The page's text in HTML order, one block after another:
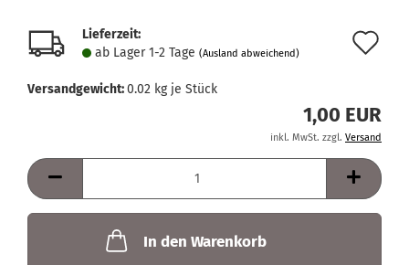
Lieferzeit:
ab Lager 1-2 Tage (Ausland abweichend)
Versandgewicht:0.02 kg je Stück
1,00 EUR
inkl. MwSt. zzgl. Versand
In den Warenkorb